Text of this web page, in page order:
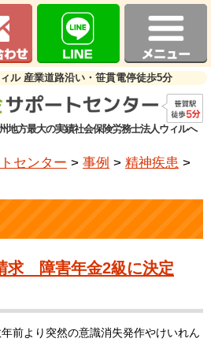
ル 産業道路沿い・笹貫電停徒歩5分
地方最大の実績社会保険労務士法人ウィルへ
センター > 事例 > 精神疾患 >
求 障害年金2級に決定
前より突然の意識消失発作やけいれん